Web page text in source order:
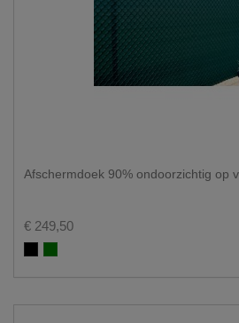
Afschermdoek 90% ondoorzichtig op
€ 249,50
ZwartGroen